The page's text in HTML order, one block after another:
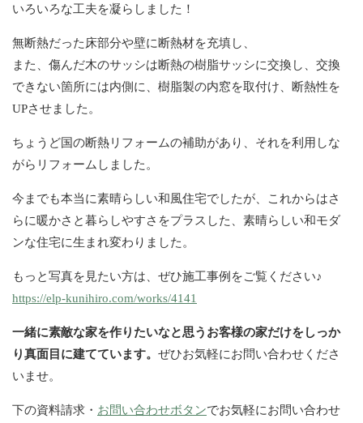
いろいろな工夫を凝らしました！
無断熱だった床部分や壁に断熱材を充填し、
また、傷んだ木のサッシは断熱の樹脂サッシに交換し、交換
できない箇所には内側に、樹脂製の内窓を取付け、断熱性を
UPさせました。
ちょうど国の断熱リフォームの補助があり、それを利用しな
がらリフォームしました。
今までも本当に素晴らしい和風住宅でしたが、これからはさ
らに暖かさと暮らしやすさをプラスした、素晴らしい和モダ
ンな住宅に生まれ変わりました。
もっと写真を見たい方は、ぜひ施工事例をご覧ください♪
https://elp-kunihiro.com/works/4141
一緒に素敵な家を作りたいなと思うお客様の家だけをしっか
り真面目に建てています。 ぜひお気軽にお問い合わせくださ
いませ。
下の資料請求・ お問い合わせボタンでお気軽にお問い合わせ